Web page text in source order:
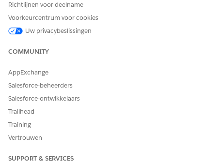
HEEFT DIT ARTIKEL UW PROBLEEM OPGELOST?
Richtlijnen voor deelname
Voorkeurcentrum voor cookies
Uw privacybeslissingen
COMMUNITY
AppExchange
Salesforce-beheerders
Salesforce-ontwikkelaars
Trailhead
Training
Vertrouwen
SUPPORT & SERVICES